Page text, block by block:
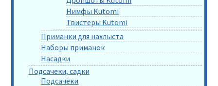
Нимфы Kutomi
Твистеры Kutomi
Приманки для нахлыста
Наборы приманок
Насадки
Подсачеки, садки
Подсачеки